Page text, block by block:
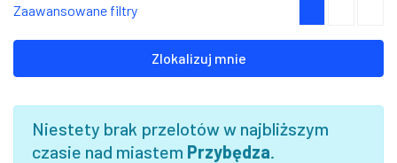
Zaawansowane filtry
Zlokalizuj mnie
Niestety brak przelotów w najbliższym
czasie nad miastem Przybędza.